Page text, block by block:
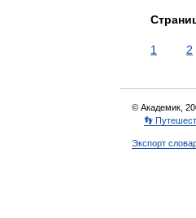
1 2
© Академик,
👣
Экспорт